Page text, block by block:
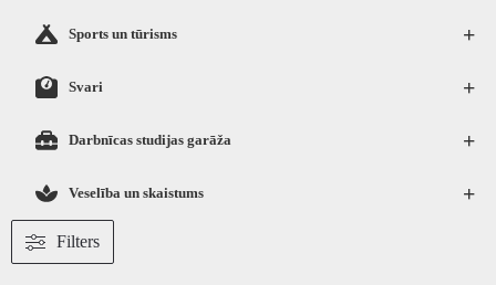
+
Sports un tūrisms
+
Svari
+
Darbnīcas studijas garāža
+
Veselība un skaistums
Filters